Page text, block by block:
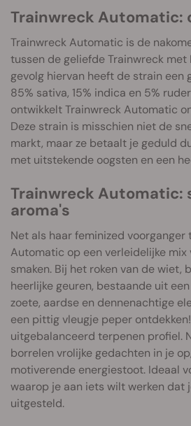
Trainwreck Automatic:
Trainwreck Automatic is de
tussen de geliefde Trainwreck met
gevolg hiervan heeft de strain een
85% sativa, 15% indica en 5%
ontwikkelt Trainwreck Automatic
Deze strain is misschien niet de
markt, maar ze betaalt je geduld
met uitstekende oogsten en een
Trainwreck Automatic:
aroma's
Net als haar feminized
Automatic op een verleidelijke mix
smaken. Bij het roken van de wiet,
heerlijke geuren, bestaande uit
zoete, aardse en dennenachtige
een pittig vleugje peper
uitgebalanceerd terpenen profiel.
borrelen vrolijke gedachten in je
motiverende energiestoot. Ideaal
waarop je aan iets wilt werken dat
uitgesteld.